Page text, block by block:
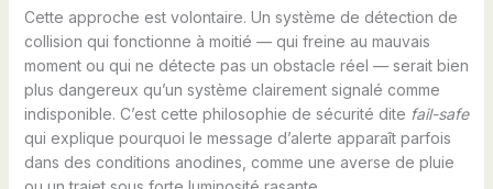
Cette approche est volontaire. Un système de détection de
collision qui fonctionne à moitié — qui freine au mauvais
moment ou qui ne détecte pas un obstacle réel — serait bien
plus dangereux qu’un système clairement signalé comme
indisponible. C’est cette philosophie de sécurité dite fail-safe
qui explique pourquoi le message d’alerte apparaît parfois
dans des conditions anodines, comme une averse de pluie